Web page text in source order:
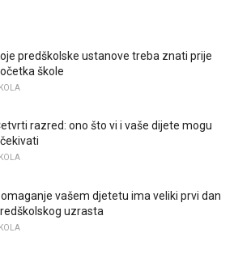
predškolske ustanove treba znati prije
škole
razred: ono što vi i vaše dijete mogu
vašem djetetu ima veliki prvi dan
uzrasta